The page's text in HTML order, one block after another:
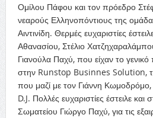
Ομίλου Πάφου και τον πρόεδρο
νεαρούς Ελληνοπόντιους της
Αιντινίδη. Θερμές ευχαριστίες
Αθανασίου, Στέλιο
Γιανούλα Παχύ, που είχαν το
στην Runstop Businnes Solution,
που μαζί με τον Γιάννη Κωμοδρόμο,
D.J. Πολλές ευχαριστίες έστειλε
Σωματείου Γιώργο Παχύ, για τις